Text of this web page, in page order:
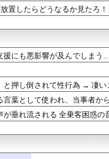
をやらせる系へ変化
ｗ
快になる。この責任...
】
た頃からおかしくな...
ｗｗｗ
」に社名変更
ｗ
ｗｗｗ
・・・・・・・
置したらどうなるか見たろ
にも悪影響が及んでしまう
押し倒されて性行為 → 凄い
葉として使われ、当事者か
」垂れ流される 全乗客困惑の